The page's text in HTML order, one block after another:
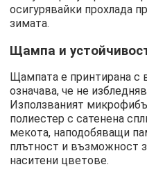
осигурявайки прохлада
зимата.
Щампа и
Щампата е принтирана с
означава, че не
Използваният
полиестер с сатенена
мекота, наподобяващи
плътност и възможност
наситени цветове.